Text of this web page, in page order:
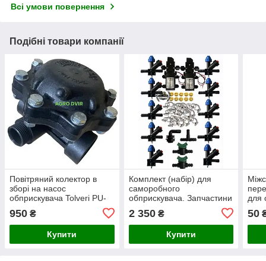
Всі умови повернення
Подібні товари компанії
Повітряний колектор в
зборі на насос
обприскувача Tolveri PU-
950 ₴
Купити
Комплект (набір) для
саморобного
обприскувача. Запчастини
обприскувача. Насос 12 В
6 л. хв.
2 350₴
Купити
для
50